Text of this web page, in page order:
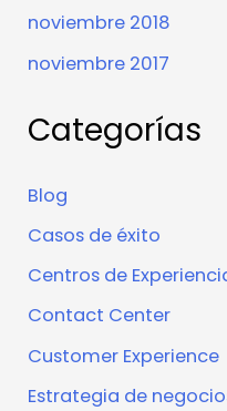
noviembre 2018
noviembre 2017
Categorías
Blog
Casos de éxito
Centros de
Contact Center
Customer Experience
Estrategia de